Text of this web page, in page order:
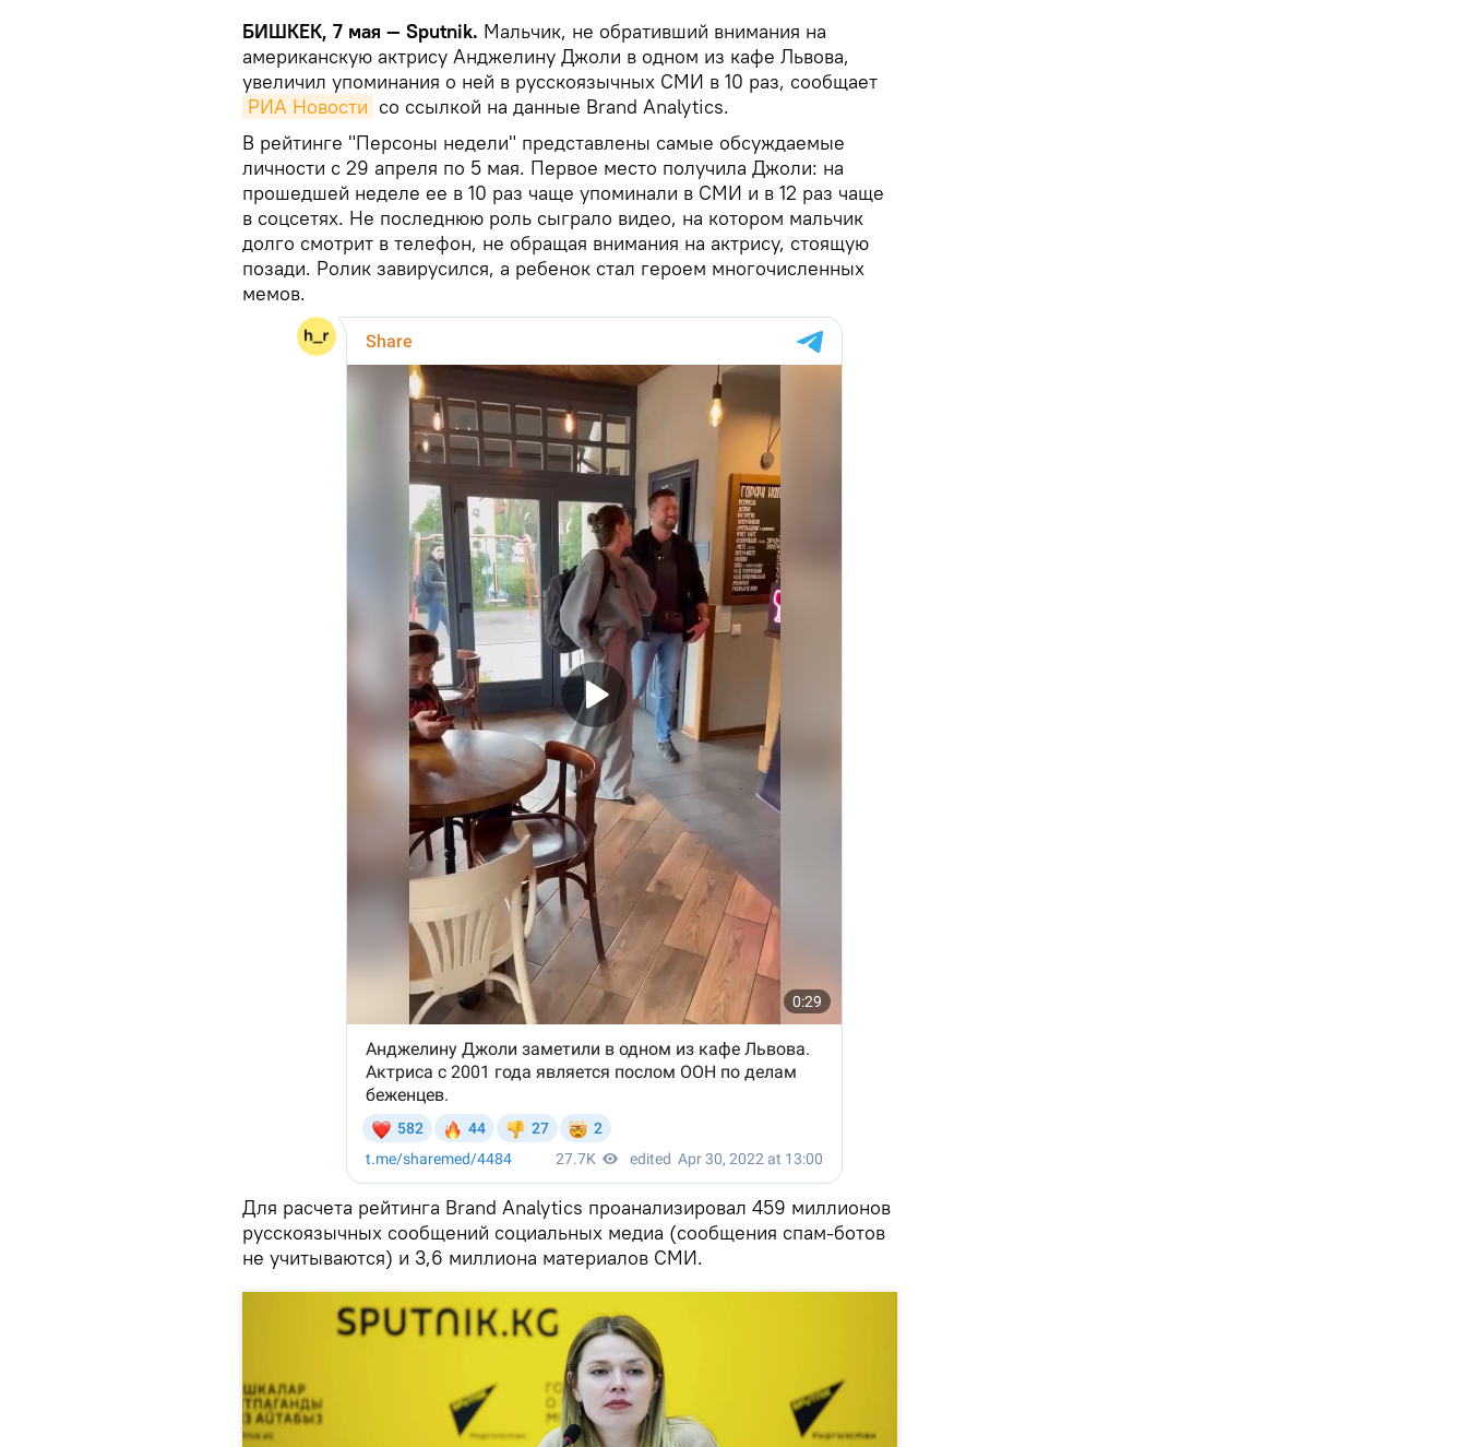
БИШКЕК, 7 мая — Sputnik. Мальчик, не обративший внимания на
американскую актрису Анджелину Джоли в одном из кафе Львова,
увеличил упоминания о ней в русскоязычных СМИ в 10 раз, сообщает
РИА Новости со ссылкой на данные Brand Analytics.
В рейтинге "Персоны недели" представлены самые обсуждаемые
личности с 29 апреля по 5 мая. Первое место получила Джоли: на
прошедшей неделе ее в 10 раз чаще упоминали в СМИ и в 12 раз чаще
в соцсетях. Не последнюю роль сыграло видео, на котором мальчик
долго смотрит в телефон, не обращая внимания на актрису, стоящую
позади. Ролик завирусился, а ребенок стал героем многочисленных
мемов.
Для расчета рейтинга Brand Analytics проанализировал 459 миллионов
русскоязычных сообщений социальных медиа (сообщения спам-ботов
не учитываются) и 3,6 миллиона материалов СМИ.